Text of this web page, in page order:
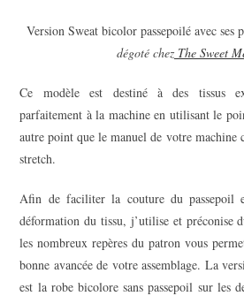
Version Sweat bicolor passepoilé avec ses
dégoté chez The Sweet
Ce modèle est destiné à des tissus
parfaitement à la machine en utilisant le
autre point que le manuel de votre machine
stretch.
Afin de faciliter la couture du passepoil
déformation du tissu, j’utilise et préconise
les nombreux repères du patron vous
bonne avancée de votre assemblage. La
est la robe bicolore sans passepoil sur les